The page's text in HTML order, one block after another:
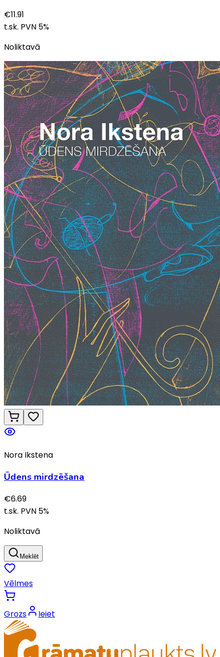
€11.91
t.sk. PVN 5%
Noliktavā
Nora Ikstena
Ūdens mirdzēšana
€6.69
t.sk. PVN 5%
Noliktavā
Meklēt
Vēlmes
Grozs Ieiet